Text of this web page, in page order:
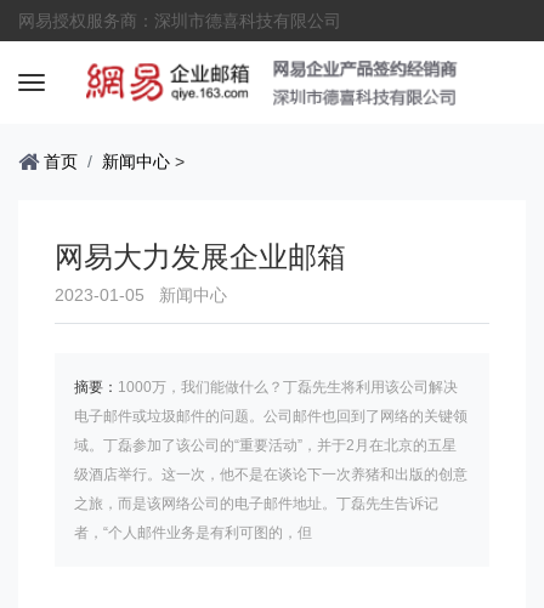
网易授权服务商：深圳市德喜科技有限公司
首页 新闻中心 >
网易大力发展企业邮箱
2023-01-05 新闻中心
摘要： 1000万，我们能做什么？丁磊先生将利用该公司解决
电子邮件或垃圾邮件的问题。公司邮件也回到了网络的关键领
域。丁磊参加了该公司的“重要活动”，并于2月在北京的五星
级酒店举行。这一次，他不是在谈论下一次养猪和出版的创意
之旅，而是该网络公司的电子邮件地址。丁磊先生告诉记
者，“个人邮件业务是有利可图的，但